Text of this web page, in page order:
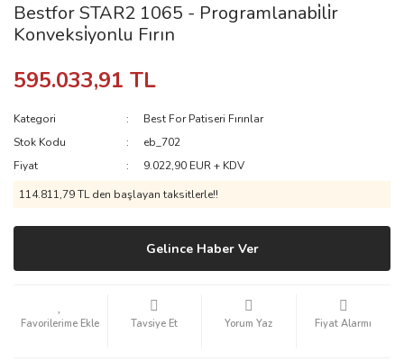
Bestfor STAR2 1065 - Programlanabi̇li̇r
Konveksi̇yonlu Fırın
595.033,91 TL
Kategori
Best For Patiseri Fırınlar
Stok Kodu
eb_702
Fiyat
9.022,90 EUR + KDV
114.811,79 TL den başlayan taksitlerle!!
Gelince Haber Ver
Tavsiye Et Yorum Yaz Fiyat Alarmı